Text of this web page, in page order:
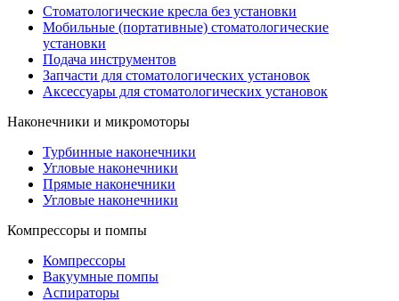
Стоматологические кресла без установки
Мобильные (портативные) стоматологические
установки
Подача инструментов
Запчасти для стоматологических установок
Аксессуары для стоматологических установок
Наконечники и микромоторы
Турбинные наконечники
Угловые наконечники
Прямые наконечники
Угловые наконечники
Компрессоры и помпы
Компрессоры
Вакуумные помпы
Аспираторы